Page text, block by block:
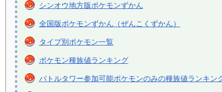
シンオウ地方版ポケモンずかん
全国版ポケモンずかん（ぜんこくずかん）
タイプ別ポケモン一覧
ポケモン種族値ランキング
バトルタワー参加可能ポケモンのみの種族値ランキン